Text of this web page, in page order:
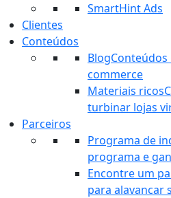
SmartHint Ads
Clientes
Conteúdos
Blog
commerce
Materiais ricos
turbinar lojas
Parceiros
Programa de
programa e
Encontre um
para alavancar